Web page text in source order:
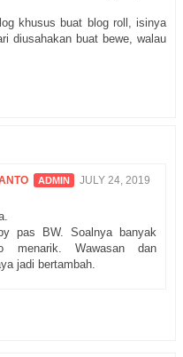
khusus buat blog roll, isinya
diusahakan buat bewe, walau
JULY 24, 2019
pas BW. Soalnya banyak
menarik. Wawasan dan
jadi bertambah.